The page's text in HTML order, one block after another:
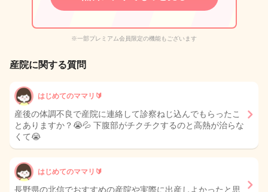
※一部プレミアム会員限定の機能もございます
産院に関する質問
はじめてのママリ🔰
産後の体調不良で産院に連絡して診察ねじ込んでもらったこ
とありますか？😭💦 下腹部がチクチクするのと高熱が治らな
くて😭
はじめてのママリ🔰
長野県の北信でおすすめの産院や実際に出産しよかったと思